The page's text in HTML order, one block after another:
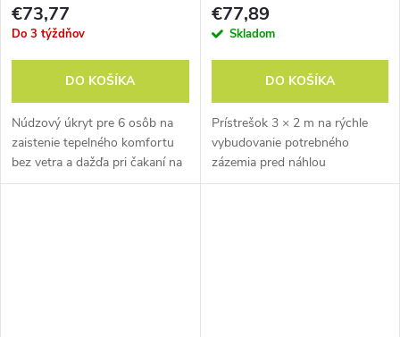
€73,77
Do 3 týždňov
DO KOŠÍKA
Núdzový úkryt pre 6 osôb na
zaistenie tepelného komfortu
bez vetra a dažďa pri čakaní na
záchranu alebo len dlhšom
€77,89
Skladom
DO KOŠÍKA
Prístrešok 3 × 2 m na rýchle
vybudovanie potrebného
zázemia pred náhlou
nepriazňou počasia.